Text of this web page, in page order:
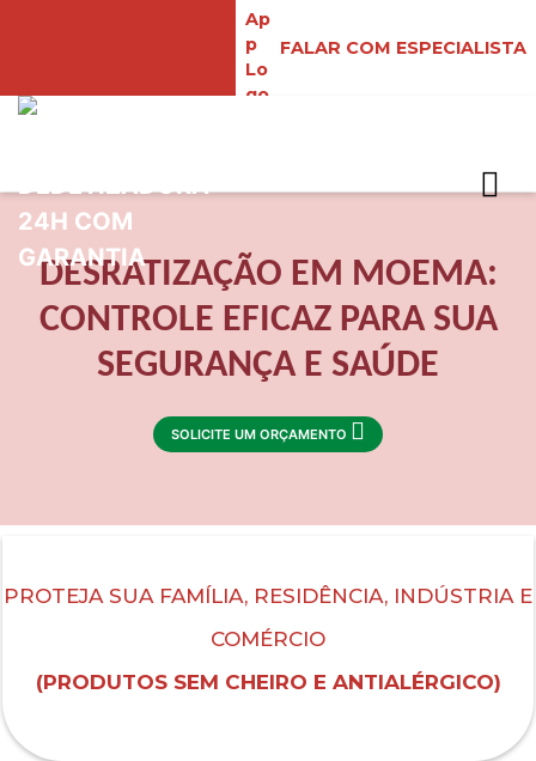
FALAR COM ESPECIALISTA
DESRATIZAÇÃO EM MOEMA:
CONTROLE EFICAZ PARA SUA
SEGURANÇA E SAÚDE
SOLICITE UM ORÇAMENTO
PROTEJA SUA FAMÍLIA, RESIDÊNCIA, INDÚSTRIA E
COMÉRCIO
(PRODUTOS SEM CHEIRO E ANTIALÉRGICO)